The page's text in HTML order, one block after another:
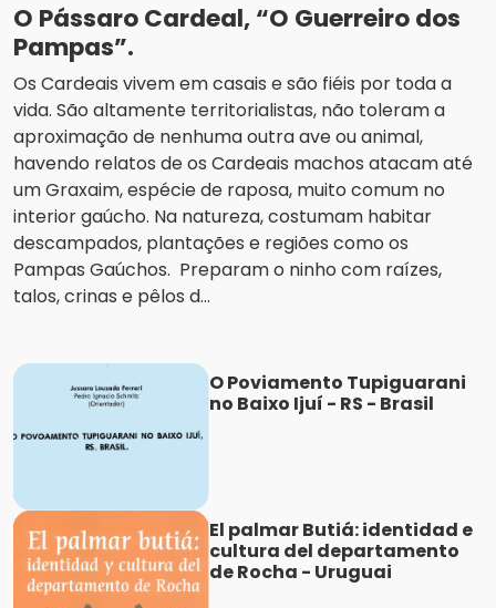
O Pássaro Cardeal, “O Guerreiro dos
Pampas”.
Os Cardeais vivem em casais e são fiéis por toda a
vida. São altamente territorialistas, não toleram a
aproximação de nenhuma outra ave ou animal,
havendo relatos de os Cardeais machos atacam até
um Graxaim, espécie de raposa, muito comum no
interior gaúcho. Na natureza, costumam habitar
descampados, plantações e regiões como os
Pampas Gaúchos. Preparam o ninho com raízes,
talos, crinas e pêlos d...
O Poviamento Tupiguarani
no Baixo Ijuí - RS - Brasil
El palmar Butiá: identidad e
cultura del departamento
de Rocha - Uruguai